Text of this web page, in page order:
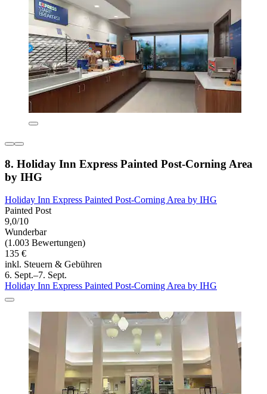
8. Holiday Inn Express Painted Post-Corning Area
by IHG
Holiday Inn Express Painted Post-Corning Area by IHG
Painted Post
9,0/10
Wunderbar
(1.003 Bewertungen)
135 €
inkl. Steuern & Gebühren
6. Sept.–7. Sept.
Holiday Inn Express Painted Post-Corning Area by IHG